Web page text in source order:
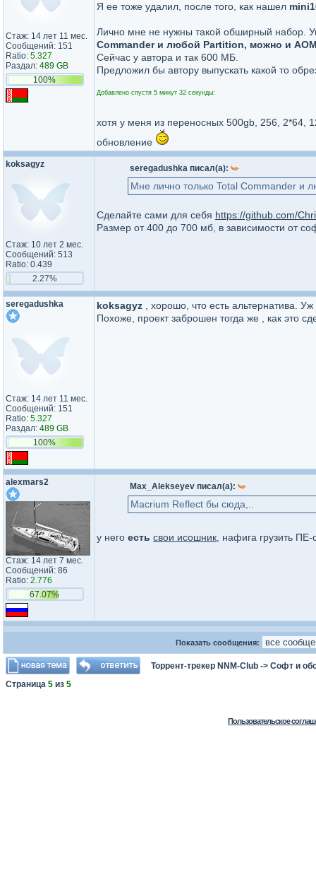
Стаж: 14 лет 11 мес.
Сообщений: 151
Ratio: 5.327
Раздал: 489 GB
100%
Я ее тоже удалил, после того, как нашел
Лично мне не нужны такой обширный набор.
Commander и любой Partition, можно и
Сейчас у автора и так 600 МБ.
Предложил бы автору выпускать какой то
Добавлено спустя 5 минут 32 секунды:
хотя у меня из переносных 500gb, 256, 2*64,
обновление
koksagyz
Стаж: 10 лет 2 мес.
Сообщений: 513
Ratio: 0.439
2.27%
seregadushka писал(а):
Мне лично только Total Commander и
Сделайте сами для себя https://github.com/
Размер от 400 до 700 мб, в зависимости от
seregadushka
Стаж: 14 лет 11 мес.
Сообщений: 151
Ratio: 5.327
Раздал: 489 GB
100%
koksagyz , хорошо, что есть альтернатива.
Похоже, проект заброшен тогда же , как это
alexmars2
Стаж: 14 лет 7 мес.
Сообщений: 86
Ratio: 2.776
67.07%
Max_Alekseyev писал(а):
Macrium Reflect бы сюда,..
у него есть свои исошник , нафига грузить
Показать сообщения:
Торрент-трекер NNM-Club -> Софт и
Страница 5 из 5
Пользовательское